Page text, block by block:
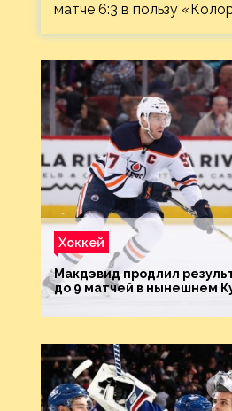
матче 6:3 в пользу
Хоккей
Макдэвид продлил
до 9 матчей в нынешнем